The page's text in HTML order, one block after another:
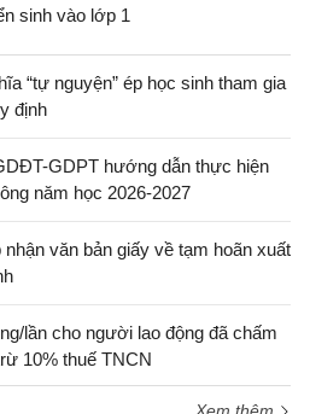
sinh vào lớp 1
“tự nguyện” ép học sinh tham gia
định
GDPT hướng dẫn thực hiện
năm học 2026-2027
văn bản giấy về tạm hoãn xuất
lần cho người lao động đã chấm
10% thuế TNCN